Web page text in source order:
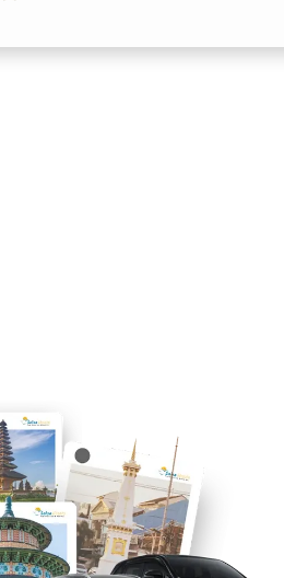
yang Lengkap
harus memiliki kendaraan
bisnis, acara
meningkatkan kesan